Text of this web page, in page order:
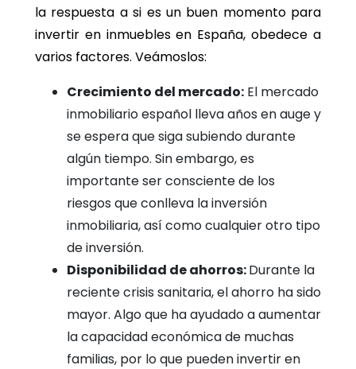
la respuesta a si es un buen momento para
invertir en inmuebles en España, obedece a
varios factores. Veámoslos:
Crecimiento del mercado: El mercado
inmobiliario español lleva años en auge y
se espera que siga subiendo durante
algún tiempo. Sin embargo, es
importante ser consciente de los
riesgos que conlleva la inversión
inmobiliaria, así como cualquier otro tipo
de inversión.
Disponibilidad de ahorros:Durante la
reciente crisis sanitaria, el ahorro ha sido
mayor. Algo que ha ayudado a aumentar
la capacidad económica de muchas
familias, por lo que pueden invertir en